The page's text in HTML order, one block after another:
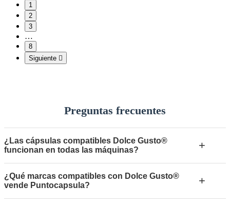
1
2
3
…
8
Siguiente 
Preguntas frecuentes
¿Las cápsulas compatibles Dolce Gusto®
funcionan en todas las máquinas?
+
¿Qué marcas compatibles con Dolce Gusto®
vende Puntocapsula?
+